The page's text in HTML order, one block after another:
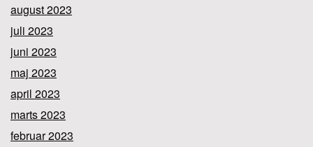
august 2023
juli 2023
juni 2023
maj 2023
april 2023
marts 2023
februar 2023